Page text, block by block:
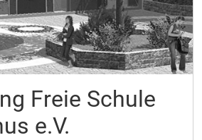
Freie Schule
e.V.